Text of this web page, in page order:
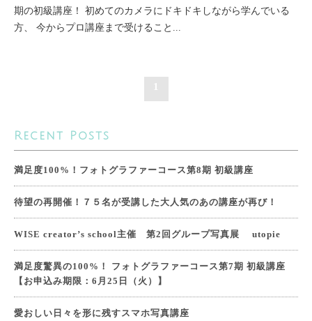
期の初級講座！ 初めてのカメラにドキドキしながら学んでいる
方、 今からプロ講座まで受けること...
1
Recent Posts
満足度100%！フォトグラファーコース第8期 初級講座
待望の再開催！７５名が受講した大人気のあの講座が再び！
WISE creator’s school主催 第2回グループ写真展 utopie
満足度驚異の100%！ フォトグラファーコース第7期 初級講座
【お申込み期限：6月25日（火）】
愛おしい日々を形に残すスマホ写真講座